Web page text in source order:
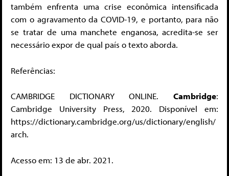
também enfrenta uma crise econômica intensificada
com o agravamento da COVID-19, e portanto, para não
se tratar de uma manchete enganosa, acredita-se ser
necessário expor de qual país o texto aborda.
Referências:
CAMBRIDGE DICTIONARY ONLINE. Cambridge:
Cambridge University Press, 2020. Disponível em:
https://dictionary.cambridge.org/us/dictionary/english/
arch.
Acesso em: 13 de abr. 2021.